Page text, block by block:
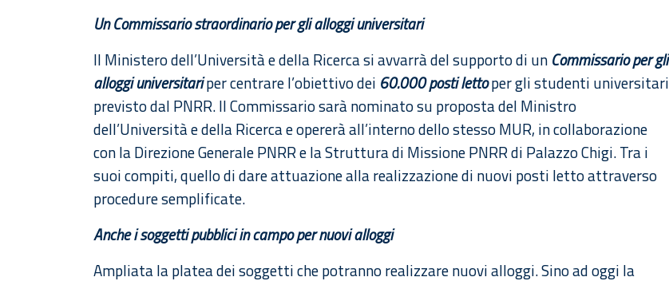
Un Commissario straordinario per gli alloggi universitari
Il Ministero dell’Università e della Ricerca si avvarrà del supporto di un Commissario per gli
alloggi universitariper centrare l’obiettivo dei 60.000 posti lettoper gli studenti universitari
previsto dal PNRR. Il Commissario sarà nominato su proposta del Ministro
dell’Università e della Ricerca e opererà all’interno dello stesso MUR, in collaborazione
con la Direzione Generale PNRR e la Struttura di Missione PNRR di Palazzo Chigi. Tra i
suoi compiti, quello di dare attuazione alla realizzazione di nuovi posti letto attraverso
procedure semplificate.
Anche i soggetti pubblici in campo per nuovi alloggi
Ampliata la platea dei soggetti che potranno realizzare nuovi alloggi. Sino ad oggi la